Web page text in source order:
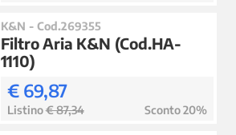
K&N - Cod.269355
Filtro Aria K&N (Cod.HA-
1110)
€ 69,87
Listino€ 87,34 Sconto 20%